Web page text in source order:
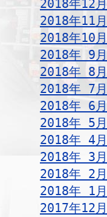
2018年12月
2018年11月
2018年10月
2018年 9月
2018年 8月
2018年 7月
2018年 6月
2018年 5月
2018年 4月
2018年 3月
2018年 2月
2018年 1月
2017年12月